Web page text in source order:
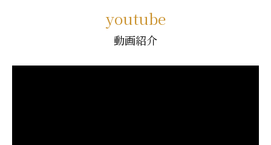
youtube
動画紹介